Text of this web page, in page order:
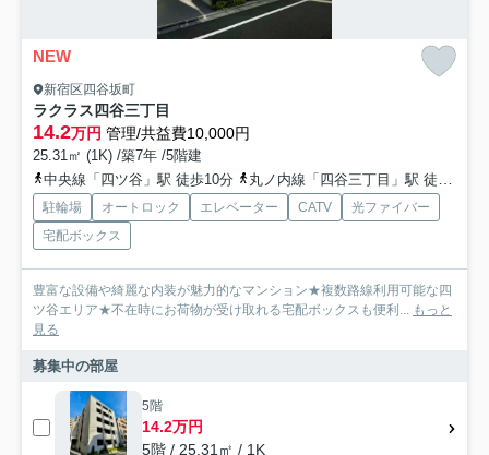
NEW
新宿区四谷坂町
ラクラス四谷三丁目
14.2万円 管理/共益費10,000円
25.31㎡ (1K) /築7年 /5階建
中央線「四ツ谷」駅 徒歩10分
丸ノ内線「四谷三丁目」駅 徒歩12分
駐輪場 オートロック エレベーター CATV
光ファイバー
宅配ボックス
豊富な設備や綺麗な内装が魅力的なマンション★複数路線利用可能な四
ツ谷エリア★不在時にお荷物が受け取れる宅配ボックスも便利...
もっと
見る
募集中の部屋
5階
14.2万円
5階 / 25.31㎡ / 1K